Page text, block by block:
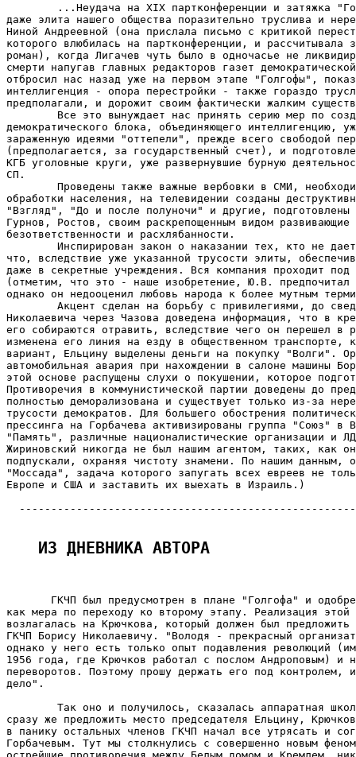
...Неудача на XIX партконференции и затяжка
даже элита нашего общества поразительно труслива и
Ниной Андреевной (она прислала письмо с критикой
которого влюбилась на партконференции, и рассчитывала
роман), когда Лигачев чуть было в одночасье не
смерти напугав главных редакторов газет
отбросил нас назад уже на первом этапе "Голгофы",
интеллигенция - опора перестройки - также гораздо
предполагали, и дорожит своим фактически жалким
Все это вынуждает нас принять серию мер по
демократического блока, объединяющего интеллигенцию,
зараженную идеями "оттепели", прежде всего свободой
(предполагается, за государственный счет), и
КГБ уголовные круги, уже развернувшие бурную
СП.
Проведены также важные вербовки в СМИ,
обработки населения, на телевидении созданы
"Взгляд", "До и после полуночи" и другие,
Гурнов, Ростов, своим раскрепощенным видом развивающие
безответственности и расхлябанности.
Инспирирован закон о наказании тех, кто не
что, вследствие уже указанной трусости элиты,
даже в секретные учреждения. Вся компания проходит под
(отметим, что это - наше изобретение, Ю.В. предпочитал
однако он недооценил любовь народа к более мутным
Акцент сделан на борьбу с привилегиями, до
Николаевича через Чазова доведена информация, что в
его собираются отравить, вследствие чего он перешел в
изменена его линия на езду в общественном транспорте,
вариант, Ельцину выделены деньги на покупку "Волги".
автомобильная авария при нахождении в салоне машины
этой основе распущены слухи о покушении, которое
Противоречия в коммунистической партии доведены до
полностью деморализована и существует только из-за
трусости демократов. Для большего обострения
прессинга на Горбачева активизированы группа "Союз" в
"Память", различные националистические организации и
Жириновский никогда не был нашим агентом, таких, как
подпускали, охраняя чистоту знамени. По нашим данным,
"Моссада", задача которого запугать всех евреев не
Европе и США и заставить их выехать в Израиль.)
ИЗ ДНЕВНИКА АВТОРА
ГКЧП был предусмотрен в плане "Голгофа" и
как мера по переходу ко второму этапу. Реализация этой
возлагалась на Крючкова, который должен был предложить
ГКЧП Борису Николаевичу. "Володя - прекрасный
однако у него есть только опыт подавления революций
1956 года, где Крючков работал с послом Андроповым) и
переворотов. Поэтому прошу держать его под контролем,
дело".
Так оно и получилось, сказалась аппаратная
сразу же предложить место председателя Ельцину,
в панику остальных членов ГКЧП начал все утрясать и
Горбачевым. Тут мы столкнулись с совершенно новым